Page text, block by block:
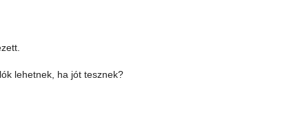
lehetnek, ha jót tesznek?